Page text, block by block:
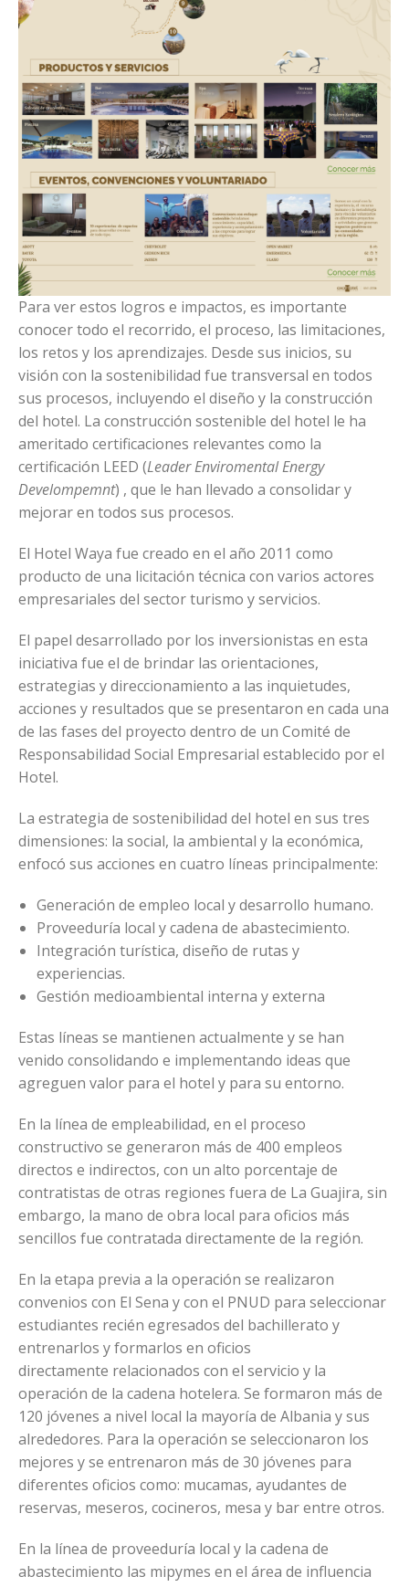
Para ver estos logros e impactos, es importante
conocer todo el recorrido, el proceso, las limitaciones,
los retos y los aprendizajes. Desde sus inicios, su
visión con la sostenibilidad fue transversal en todos
sus procesos, incluyendo el diseño y la construcción
del hotel. La construcción sostenible del hotel le ha
ameritado certificaciones relevantes como la
certificación LEED (Leader Enviromental Energy
Develompemnt) , que le han llevado a consolidar y
mejorar en todos sus procesos.
El Hotel Waya fue creado en el año 2011 como
producto de una licitación técnica con varios actores
empresariales del sector turismo y servicios.
El papel desarrollado por los inversionistas en esta
iniciativa fue el de brindar las orientaciones,
estrategias y direccionamiento a las inquietudes,
acciones y resultados que se presentaron en cada una
de las fases del proyecto dentro de un Comité de
Responsabilidad Social Empresarial establecido por el
Hotel.
La estrategia de sostenibilidad del hotel en sus tres
dimensiones: la social, la ambiental y la económica,
enfocó sus acciones en cuatro líneas principalmente:
Generación de empleo local y desarrollo humano.
Proveeduría local y cadena de abastecimiento.
Integración turística, diseño de rutas y
experiencias.
Gestión medioambiental interna y externa
Estas líneas se mantienen actualmente y se han
venido consolidando e implementando ideas que
agreguen valor para el hotel y para su entorno.
En la línea de empleabilidad, en el proceso
constructivo se generaron más de 400 empleos
directos e indirectos, con un alto porcentaje de
contratistas de otras regiones fuera de La Guajira, sin
embargo, la mano de obra local para oficios más
sencillos fue contratada directamente de la región.
En la etapa previa a la operación se realizaron
convenios con El Sena y con el PNUD para seleccionar
estudiantes recién egresados del bachillerato y
entrenarlos y formarlos en oficios
directamente relacionados con el servicio y la
operación de la cadena hotelera. Se formaron más de
120 jóvenes a nivel local la mayoría de Albania y sus
alrededores. Para la operación se seleccionaron los
mejores y se entrenaron más de 30 jóvenes para
diferentes oficios como: mucamas, ayudantes de
reservas, meseros, cocineros, mesa y bar entre otros.
En la línea de proveeduría local y la cadena de
abastecimiento las mipymes en el área de influencia